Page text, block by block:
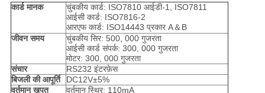
कार्ड मानक
चुंबकीय कार्ड: ISO7810 आईडी-1, ISO7811
आईसी कार्ड: ISO7816-2
आरएफ कार्ड: ISO14443 प्रकार A＆B
जीवन समय
चुंबकीय सिर: 500, 000 गुजरता
आईसी कार्ड संपर्क: 300, 000 गुजरता
मोटर: 300, 000 गुजरता
संचार
RS232 इंटरफ़ेस
बिजली की आपूर्ति
DC12V±5%
वर्तमान खपत
वर्तमान स्थिर: 110mA